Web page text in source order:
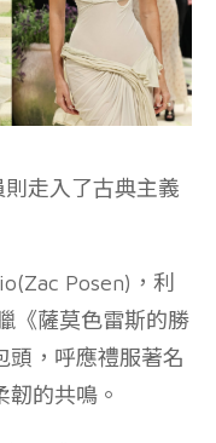
走入了古典主義
Posen)，利
《薩莫色雷斯的勝
頭 ，呼應禮服著名
的共鳴。